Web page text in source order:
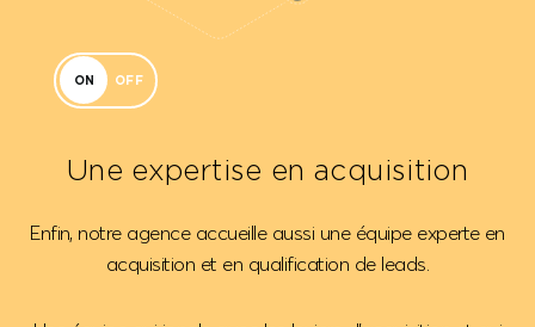
ON OFF
Une expertise en acquisition
Enfin, notre agence accueille aussi une équipe experte en
acquisition et en qualification de leads.